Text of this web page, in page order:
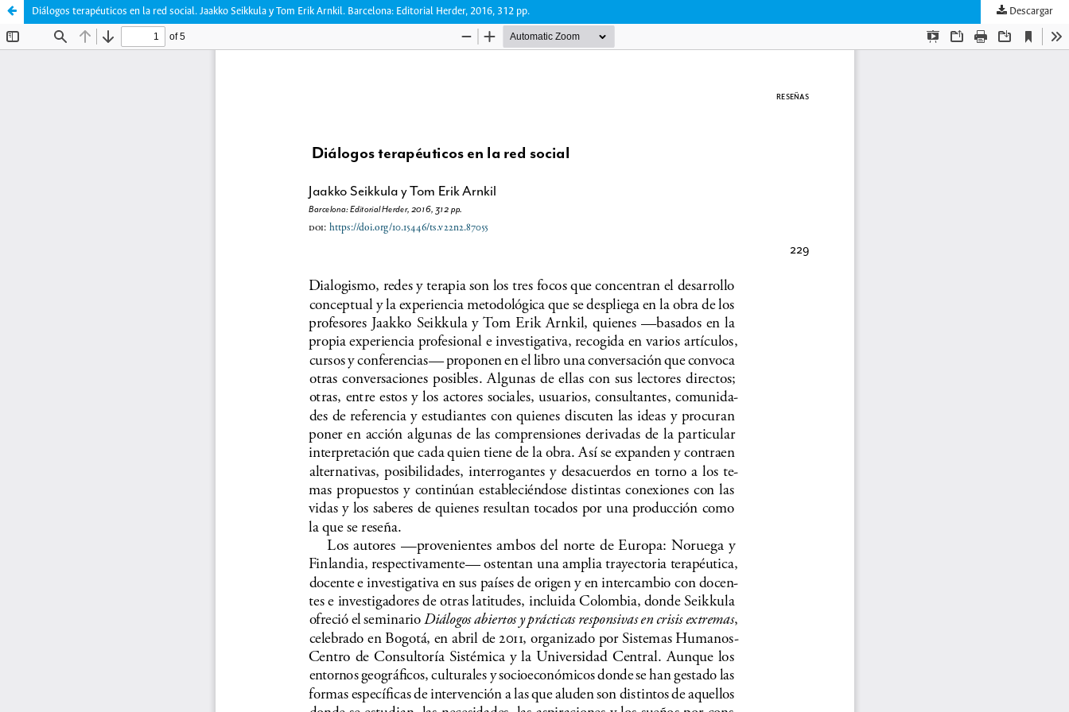
Diálogos terapéuticos en la red social. Jaakko Seikkula y Tom Erik Arnkil. Barcelona: Editorial Herder, 2016, 312 pp. Descargar